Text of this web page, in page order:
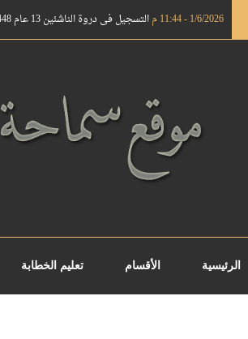
1/6/2026 - 11:44 م التسجيل في دروة الناشئين 13 عام 1448
الرئيسية الأقسام تعليم الخطابة